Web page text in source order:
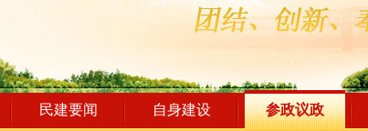
民建要闻 自身建设 参政议政